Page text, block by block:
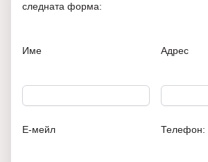
следната форма:
Име
Е-мейл
Адрес
Телефон: